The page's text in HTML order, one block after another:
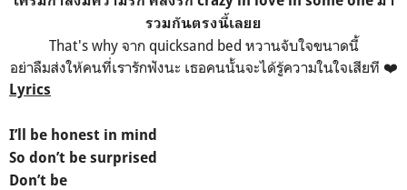
รวมกันตรงนี้เลยย
That's why จาก quicksand bed หวานจับใจขนาดนี้
อย่าลืมส่งให้คนที่เรารักฟังนะ เธอคนนั้นจะได้รู้ความในใจเสียที ❤️
Lyrics
I’ll be honest in mind
So don’t be surprised
Don’t be